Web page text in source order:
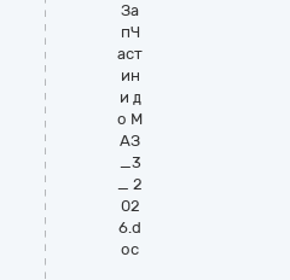
За
пЧ
аст
ин
и д
о М
АЗ
_3
_ 2
02
6.d
oc